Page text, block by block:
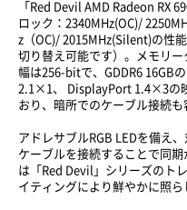
「Red Devil AMD Radeon RX
ロック：2340MHz(OC)/
z（OC)/ 2015MHz(Silent)の性
切り替え可能です）。メモリ
幅は256-bitで、GDDR6 16GB
2.1×1、 DisplayPort 1.4×3の
おり、暗所でのケーブル接続も
アドレサブルRGB LEDを備え
ケーブルを接続することで同
は「Red Devil」シリーズのト
イティングにより鮮やかに照ら